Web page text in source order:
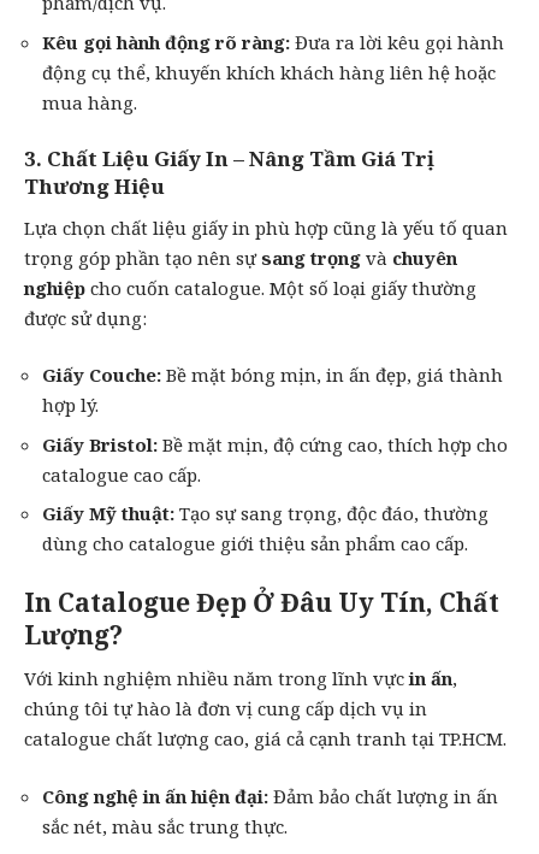
Kêu gọi hành động rõ ràng: Đưa ra lời kêu gọi hành
động cụ thể, khuyến khích khách hàng liên hệ hoặc
mua hàng.
3. Chất Liệu Giấy In – Nâng Tầm Giá Trị
Thương Hiệu
Lựa chọn chất liệu giấy in phù hợp cũng là yếu tố quan
trọng góp phần tạo nên sựsang trọng và chuyên
nghiệp cho cuốn catalogue. Một số loại giấy thường
được sử dụng:
Giấy Couche: Bề mặt bóng mịn, in ấn đẹp, giá thành
hợp lý.
Giấy Bristol: Bề mặt mịn, độ cứng cao, thích hợp cho
catalogue cao cấp.
Giấy Mỹ thuật: Tạo sự sang trọng, độc đáo, thường
dùng cho catalogue giới thiệu sản phẩm cao cấp.
In Catalogue Đẹp Ở Đâu Uy Tín, Chất
Lượng?
Với kinh nghiệm nhiều năm trong lĩnh vựcin ấn,
chúng tôi tự hào là đơn vị cung cấp dịch vụ in
catalogue chất lượng cao, giá cả cạnh tranh tại TP.HCM.
Công nghệ in ấn hiện đại: Đảm bảo chất lượng in ấn
sắc nét, màu sắc trung thực.